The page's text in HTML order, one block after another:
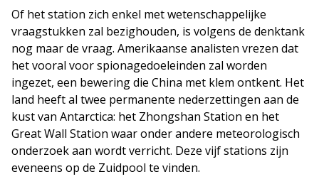
Of het station zich enkel met wetenschappelijke
vraagstukken zal bezighouden, is volgens de denktank
nog maar de vraag. Amerikaanse analisten vrezen dat
het vooral voor spionagedoeleinden zal worden
ingezet, een bewering die China met klem ontkent. Het
land heeft al twee permanente nederzettingen aan de
kust van Antarctica: het Zhongshan Station en het
Great Wall Station waar onder andere meteorologisch
onderzoek aan wordt verricht. Deze vijf stations zijn
eveneens op de Zuidpool te vinden.